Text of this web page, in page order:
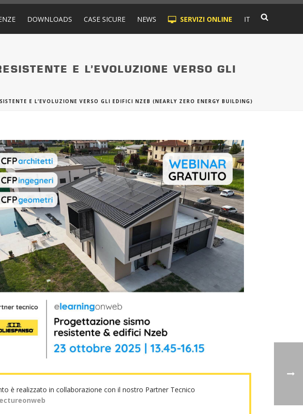
DOWNLOADS CASE SICURE NEWS SERVIZI ONLINE IT
E L’EVOLUZIONE VERSO GLI
E L’EVOLUZIONE VERSO GLI EDIFICI NZEB (NEARLY ZERO ENERGY BUILDING)
è realizzato in collaborazione con il nostro Partner Tecnico